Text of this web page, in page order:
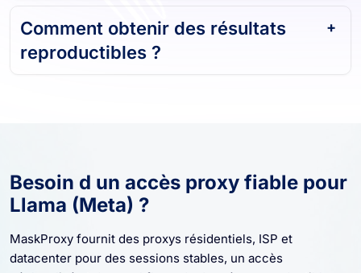
Comment obtenir des résultats
reproductibles ?
Besoin d un accès proxy fiable pour
Llama (Meta) ?
MaskProxy fournit des proxys résidentiels, ISP et
datacenter pour des sessions stables, un accès